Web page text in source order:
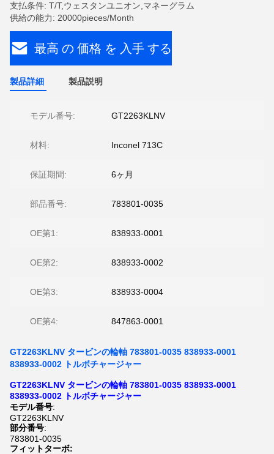
支払条件: T/T,ウェスタンユニオン,マネーグラム
供給の能力: 20000pieces/Month
最高 の 価格 を 入手 する
製品詳細 製品説明
モデル番号: GT2263KLNV
材料: Inconel 713C
保証期間: 6ヶ月
部品番号: 783801-0035
OE第1: 838933-0001
OE第2: 838933-0002
OE第3: 838933-0004
OE第4: 847863-0001
GT2263KLNV タービンの輪軸 783801-0035 838933-0001
838933-0002 トルボチャージャー
GT2263KLNV タービンの輪軸 783801-0035 838933-0001
838933-0002 トルボチャージャー
モデル番号:
GT2263KLNV
部分番号:
783801-0035
フィットターボ: